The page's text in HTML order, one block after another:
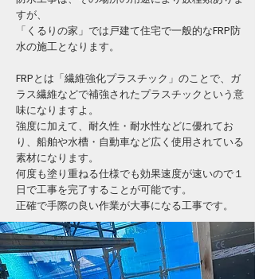
すが、
「くるりの家」では戸建て住宅で一般的なFRP防
水の施工となります。
FRPとは「繊維強化プラスチック」のことで、ガ
ラス繊維などで補強されたプラスチックという意
味になりますよ。
強度に加えて、耐久性・耐水性などに優れてお
り、船舶や水槽・自動車など広く使用されている
素材になります。
何度も塗り重ねる仕様でも効果速度が速いので１
日で工事を完了することが可能です。
正確で手際の良い作業が大事になる工事です。